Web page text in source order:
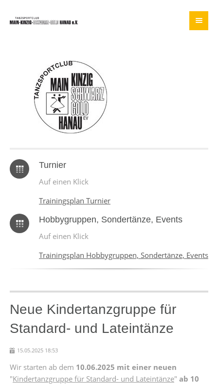
Turnier
Auf einen Klick
Trainingsplan Turnier
Hobbygruppen, Sondertänze, Events
Auf einen Klick
Trainingsplan Hobbygruppen, Sondertänze, Events
Neue Kindertanzgruppe für
Standard- und Lateintänze
15.05.2025 18:53
Wir starten ab dem 10.06.2025 mit einer neuen
"Kindertanzgruppe für Standard- und Lateintänze" ab 10